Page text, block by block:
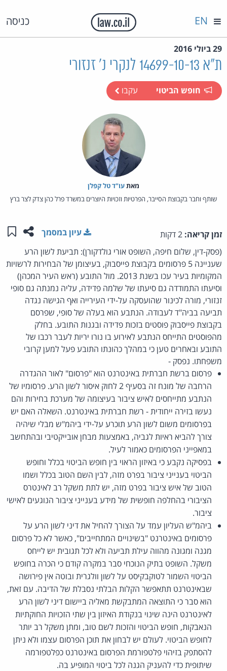
כניסה EN
29 ביולי 2016
ת"א 14699-10-13 לנקרי נ' זנזורי
חופש הביטוי עקבו
מאת‏עו"ד טל קפלן
שותף וחבר בקבוצת הסייבר, הפרטיות וזכויות היוצרים במשרד פרל כהן צדק לצר ברץ
זמן קריאה: שתפו
עיון במסמך
(פסק-דין, שלום חיפה, השופט אורי גולדקורן): תביעת לשון הרע
שעניינה 5 פרסומים בקבוצת פייסבוק, בעיצומן של הבחירות לרשויות
המקומיות בעיר עכו בשנת 2013. מול התובע (ראש העיר המכהן)
וסיעתו התמודדה גם סיעתו של שלמה פדידה, עליה נמנתה גם סופי
זנזורי, מורה לכינור שהועסקה על-ידי העירייה ואף הגישה נגדה
תביעה בביה"ד לעבודה. הנתבע הוא בעלה של סופי, שפרסם
בקבוצת פייסבוק פוסטים בזכות פדידה ובגנות התובע. בחלק
מהפוסטים התייחס הנתבע לאירוע בו נורו יריות לעבר רכבו של
התובע ובאחרים טען כי במהלך כהונתו התובע פעל למען קרובי
משפחתו. נפסק -
פרסום ברשת חברתית באינטרנט הוא "פרסום" לאור ההגדרה
הרחבה של מונח זה בסעיף 2 לחוק איסור לשון הרע. פרסומיו של
הנתבע מתייחסים לאיש ציבור בעיצומה של מערכת בחירות והם
נעשו בזירה ייחודית - רשת חברתית באינטרנט. השאלה האם יש
בפרסומים משום לשון הרע תוכרע על-ידי ביהמ"ש מבלי שיהיה
צורך להביא ראיות לגביה, באמצעות מבחן אובייקטיבי ובהתחשב
במאפייני הפרסומים כאמור לעיל.
בפסיקה נקבע כי באיזון הראוי בין חופש הביטוי בכלל וחופש
הביטוי בענייני ציבור בפרט מזה, לבין השם הטוב בכלל ושמו
הטוב של איש ציבור בפרט מזה, יש לתת משקל רב לאינטרס
הציבורי בהחלפה חופשית של מידע בענייני ציבור הנוגעים לאישי
ציבור.
ביהמ"ש העליון עמד על הצורך להחיל את דיני לשון הרע על
פרסומים באינטרנט "בשינויים המתחייבים", כאשר לא כל פרסום
מגנה ומגונה מהווה עילת תביעה ולא לכל תגובית יש לייחס
משקל. השופט בתיק הנוכחי סבר במקרה קודם כי הכרה בחופש
הביטוי השמור לטוקבקיסט על לשון וולגרית ובוטה אין פירושה
שבאינטרנט תתאפשר הקלות הבלתי נסבלת של הדיבה. עם זאת,
הוא סבר כי התוצאה המתבקשת מאליה ביישום דיני לשון הרע
לאינטרנט הינה שינוי בנקודת האיזון בין שתי הזכויות החוקתיות
הנאבקות, חופש הביטוי והזכות לשם טוב, ומתן משקל רב יותר
לחופש הביטוי. לעולם יש לבחון את תוכן הפרסום עצמו ולא ניתן
להסתפק בזיהוי פלטפורמת הפרסום באינטרנט כפלטפורמה
שיתופית כדי להעניק הגנה לכל ביטוי המופיע בה.